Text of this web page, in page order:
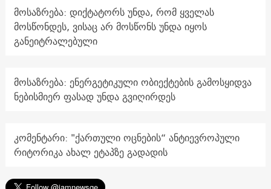
მოსაზრება: დიქტატორს უნდა, რომ ყველას
მოსწონდეს, ვისაც არ მოსწონს უნდა იყოს
განეიტრალებული
მოსაზრება: ენერგეტიკული ობიექტების გამოსყიდვა
ნებისმიერ ფასად უნდა გვიღირდეს
კომენტარი: "ქართული ოცნების“ ანტიევროპული
რიტორიკა ახალ ეტაპზე გადადის